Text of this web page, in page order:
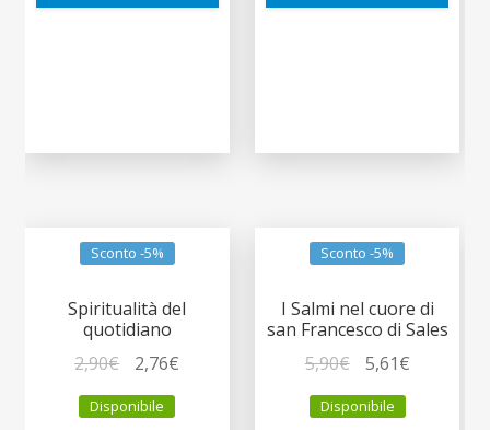
Sconto -5%
Spiritualità del
quotidiano
2,90€
prezzo
originale
2,76€
Disponibile
Sconto -5%
I Salmi nel cuore di
san Francesco di Sales
5,90€
prezzo
originale
5,61€Il
Disponibile